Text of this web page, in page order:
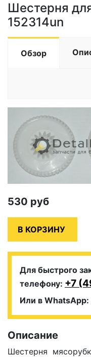
Шестерня
152314un
Обзор
530 руб
Для быстрого
телефону: +7
Или в WhatsApp:
Описание
Шестерня